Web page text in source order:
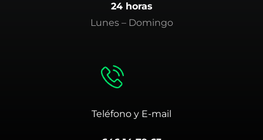
24 horas
Lunes – Domingo
Teléfono y E-mail